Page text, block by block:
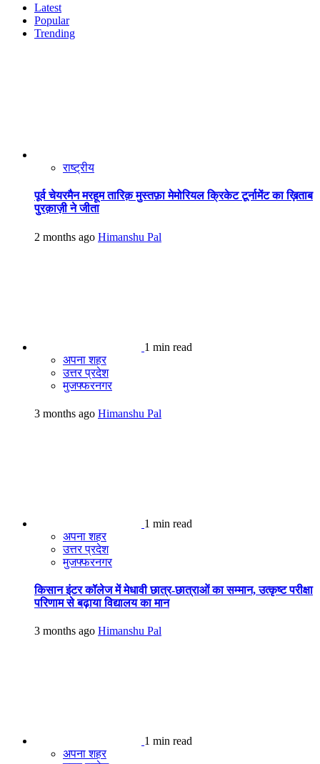
Latest
Popular
Trending
राष्ट्रीय
पूर्व चेयरमैन मरहूम तारिक़ मुस्तफ़ा मेमोरियल क्रिकेट टूर्नामेंट का ख़िताब
पुरक़ाज़ी ने जीता
2 months ago Himanshu Pal
1 min read
अपना शहर
उत्तर प्रदेश
मुजफ्फरनगर
3 months ago Himanshu Pal
1 min read
अपना शहर
उत्तर प्रदेश
मुजफ्फरनगर
किसान इंटर कॉलेज में मेधावी छात्र-छात्राओं का सम्मान, उत्कृष्ट परीक्षा
परिणाम से बढ़ाया विद्यालय का मान
3 months ago Himanshu Pal
1 min read
अपना शहर